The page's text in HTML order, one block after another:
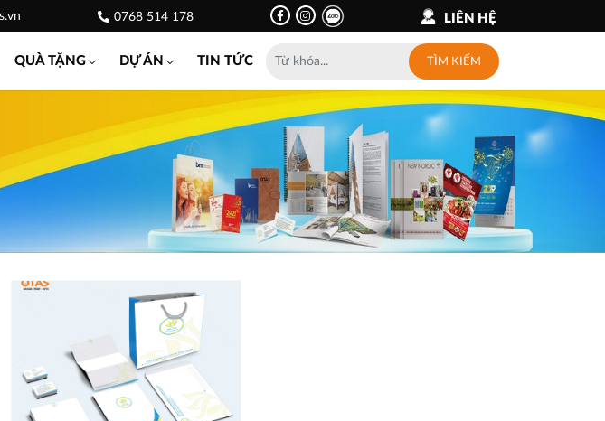
0768 514 178 LIÊN HỆ
QUÀ TẶNG DỰ ÁN TIN TỨC TÌM KIẾM